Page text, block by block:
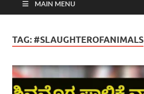
MAIN MENU
TAG: #SLAUGHTEROFANIMALS